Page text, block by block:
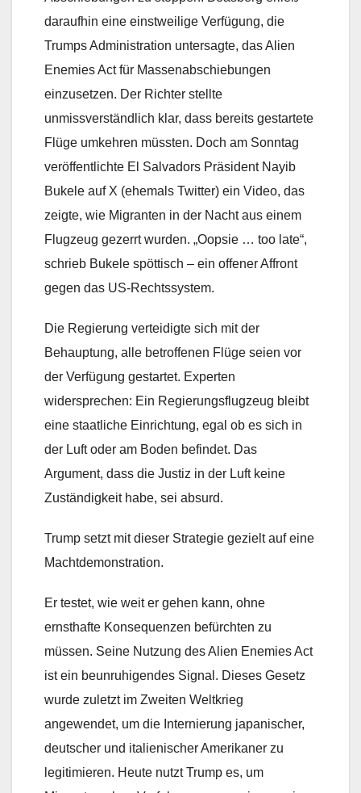
daraufhin eine einstweilige Verfügung, die
Trumps Administration untersagte, das Alien
Enemies Act für Massenabschiebungen
einzusetzen. Der Richter stellte
unmissverständlich klar, dass bereits gestartete
Flüge umkehren müssten. Doch am Sonntag
veröffentlichte El Salvadors Präsident Nayib
Bukele auf X (ehemals Twitter) ein Video, das
zeigte, wie Migranten in der Nacht aus einem
Flugzeug gezerrt wurden. „Oopsie … too late“,
schrieb Bukele spöttisch – ein offener Affront
gegen das US-Rechtssystem.
Die Regierung verteidigte sich mit der
Behauptung, alle betroffenen Flüge seien vor
der Verfügung gestartet. Experten
widersprechen: Ein Regierungsflugzeug bleibt
eine staatliche Einrichtung, egal ob es sich in
der Luft oder am Boden befindet. Das
Argument, dass die Justiz in der Luft keine
Zuständigkeit habe, sei absurd.
Trump setzt mit dieser Strategie gezielt auf eine
Machtdemonstration.
Er testet, wie weit er gehen kann, ohne
ernsthafte Konsequenzen befürchten zu
müssen. Seine Nutzung des Alien Enemies Act
ist ein beunruhigendes Signal. Dieses Gesetz
wurde zuletzt im Zweiten Weltkrieg
angewendet, um die Internierung japanischer,
deutscher und italienischer Amerikaner zu
legitimieren. Heute nutzt Trump es, um